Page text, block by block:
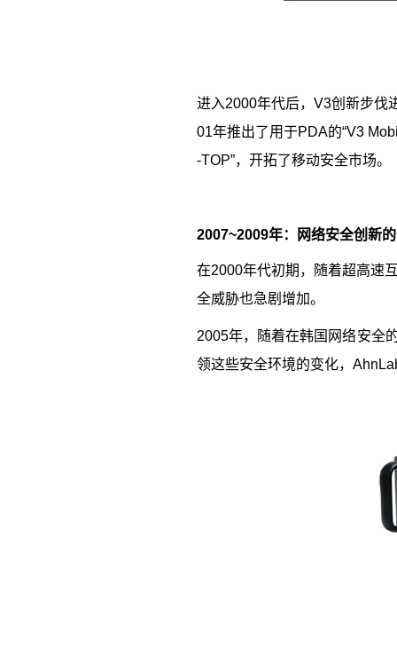
进入2000年代后，V3创新步伐
01年推出了用于PDA的“V3
-TOP”，开拓了移动安全市场。
2007~2009年：网络安全创新
在2000年代初期，随着超高速
全威胁也急剧增加。
2005年，随着在韩国网络安全
领这些安全环境的变化，